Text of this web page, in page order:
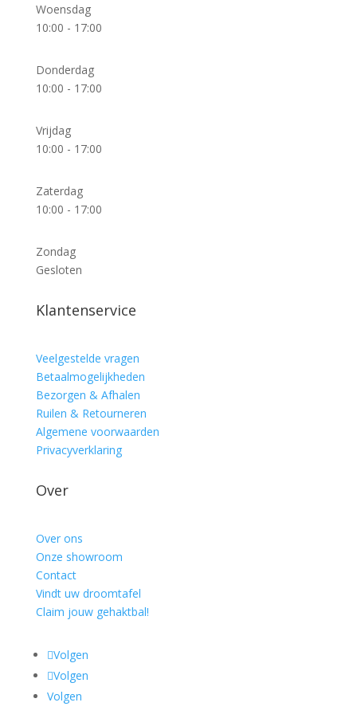
Woensdag
10:00 - 17:00
Donderdag
10:00 - 17:00
Vrijdag
10:00 - 17:00
Zaterdag
10:00 - 17:00
Zondag
Gesloten
Klantenservice
Veelgestelde vragen
Betaalmogelijkheden
Bezorgen & Afhalen
Ruilen & Retourneren
Algemene voorwaarden
Privacyverklaring
Over
Over ons
Onze showroom
Contact
Vindt uw droomtafel
Claim jouw gehaktbal!
Volgen
Volgen
Volgen